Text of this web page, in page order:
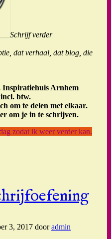
Schrijf verder
dat verhaal, dat blog, die
Inspiratiehuis Arnhem
btw.
om te delen met elkaar.
om je in te schrijven.
zodat ik weer verder kan.
3, 2017 dooradmin